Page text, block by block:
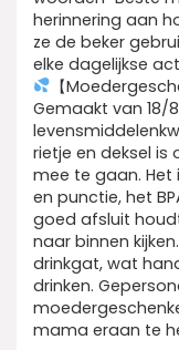
herinnering aan
ze de beker
elke dagelijkse
【
Gemaakt van 18/
rietje en deksel
mee te gaan.
en punctie, het
goed afsluit
naar binnen
drinkgat, wat
drinken.
mama eraan te